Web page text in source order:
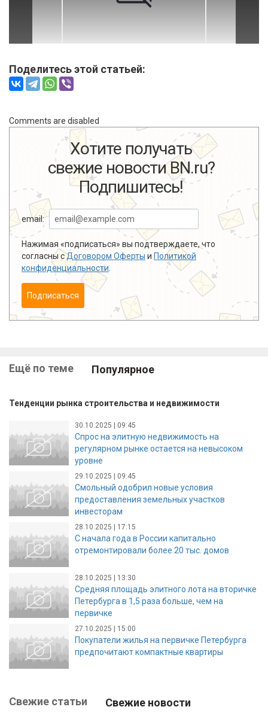
Поделитесь этой статьей:
Comments are disabled
Хотите получать
свежие новости BN.ru?
Подпишитесь!
email:
Нажимая «подписаться» вы подтверждаете, что
согласны сДоговором Оферты и Политикой
конфиденциальности
Подписаться
Ещё по теме Популярное
Тенденции рынка строительства и недвижимости
30.10.2025 | 09:45
Спрос на элитную недвижимость на
регулярном рынке остается на невысоком
уровне
29.10.2025 | 09:45
Смольный одобрил новые условия
предоставления земельных участков
инвесторам
28.10.2025 | 17:15
С начала года в России капитально
отремонтировали более 20 тыс. домов
28.10.2025 | 13:30
Средняя площадь элитного лота на вторичке
Петербурга в 1,5 раза больше, чем на
первичке
27.10.2025 | 15:00
Покупатели жилья на первичке Петербурга
предпочитают компактные квартиры
Свежие статьи Свежие новости